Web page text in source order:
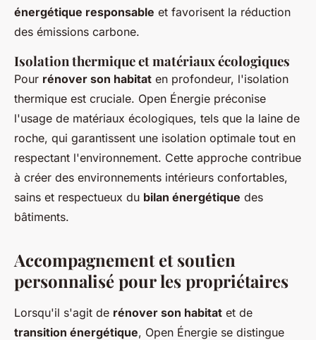
énergétique responsable et favorisent la réduction
des émissions carbone.
Isolation thermique et matériaux écologiques
Pour rénover son habitat en profondeur, l'isolation
thermique est cruciale. Open Énergie préconise
l'usage de matériaux écologiques, tels que la laine de
roche, qui garantissent une isolation optimale tout en
respectant l'environnement. Cette approche contribue
à créer des environnements intérieurs confortables,
sains et respectueux du bilan énergétique des
bâtiments.
Accompagnement et soutien
personnalisé pour les propriétaires
Lorsqu'il s'agit de rénover son habitat et de
transition énergétique, Open Énergie se distingue